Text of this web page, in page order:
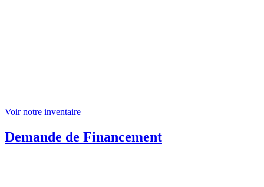
Voir notre inventaire
Demande de Financement